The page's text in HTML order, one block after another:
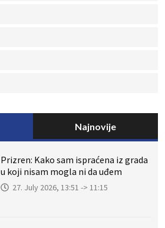
Najnovije
Prizren: Kako sam ispraćena iz grada
u koji nisam mogla ni da uđem
27. July 2026, 13:51 -> 11:15